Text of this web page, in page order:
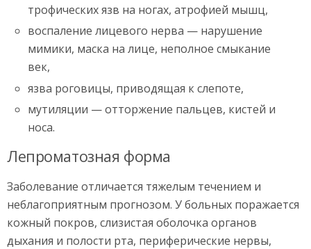
трофических язв на ногах, атрофией мышц,
воспаление лицевого нерва — нарушение
мимики, маска на лице, неполное смыкание
век,
язва роговицы, приводящая к слепоте,
мутиляции — отторжение пальцев, кистей и
носа.
Лепроматозная форма
Заболевание отличается тяжелым течением и
неблагоприятным прогнозом. У больных поражается
кожный покров, слизистая оболочка органов
дыхания и полости рта, периферические нервы,